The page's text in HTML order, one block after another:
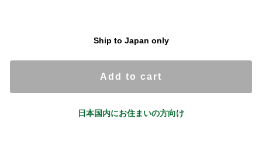
Ship to Japan only
Add to cart
日本国内にお住まいの方向け